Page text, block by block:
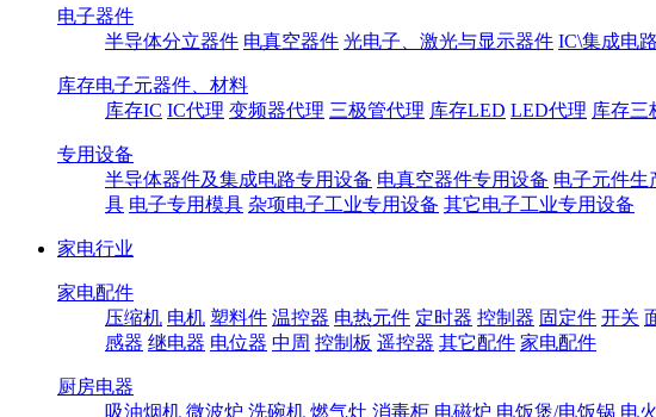
电子器件
半导体分立器件 电真空器件 光电子、激光与显示器件 IC\集成电路
库存电子元器件、材料
库存IC IC代理 变频器代理 三极管代理 库存LED LED代理 库存三
专用设备
半导体器件及集成电路专用设备 电真空器件专用设备 电子元件生
具 电子专用模具 杂项电子工业专用设备 其它电子工业专用设备
家电行业
家电配件
压缩机 电机 塑料件 温控器 电热元件 定时器 控制器 固定件 开关
感器 继电器 电位器 中周 控制板 遥控器 其它配件 家电配件
厨房电器
吸油烟机 微波炉 洗碗机 燃气灶 消毒柜 电磁炉 电饭煲/电饭锅 电